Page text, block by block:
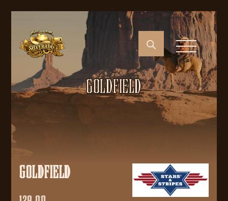
GOLDFIELD
GOLDFIELD